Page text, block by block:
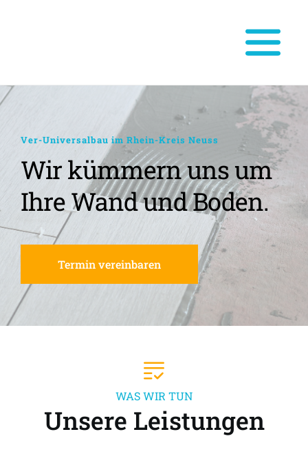
Ver-Universalbau im Rhein-Kreis Neuss
Wir kümmern uns um
Ihre Wand und Boden.
Termin vereinbaren
WAS WIR TUN
Unsere Leistungen